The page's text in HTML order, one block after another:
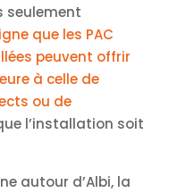
seulement
que les PAC
peuvent offrir
à celle de
ou de
l’installation soit
autour d’Albi, la